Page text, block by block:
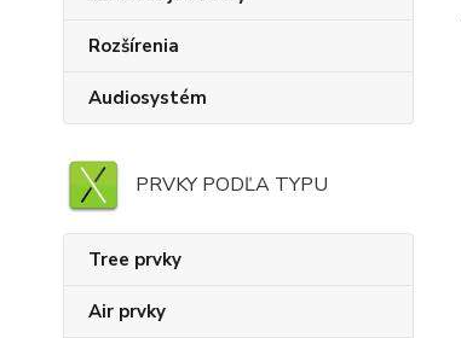
Rozšírenia
Audiosystém
PRVKY PODĽA TYPU
Tree prvky
Air prvky